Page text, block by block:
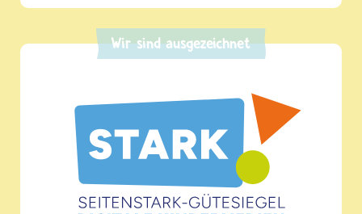
Wir sind ausgezeichnet